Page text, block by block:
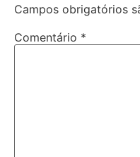
Campos obrigatórios
Comentário *